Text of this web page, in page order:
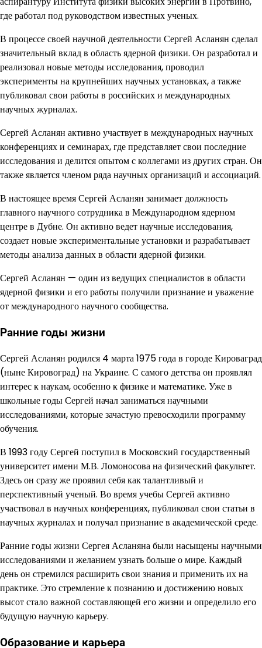
где работал под руководством известных ученых.
В процессе своей научной деятельности Сергей Асланян сделал
значительный вклад в область ядерной физики. Он разработал и
реализовал новые методы исследования, проводил
эксперименты на крупнейших научных установках, а также
публиковал свои работы в российских и международных
научных журналах.
Сергей Асланян активно участвует в международных научных
конференциях и семинарах, где представляет свои последние
исследования и делится опытом с коллегами из других стран. Он
также является членом ряда научных организаций и ассоциаций.
В настоящее время Сергей Асланян занимает должность
главного научного сотрудника в Международном ядерном
центре в Дубне. Он активно ведет научные исследования,
создает новые экспериментальные установки и разрабатывает
методы анализа данных в области ядерной физики.
Сергей Асланян — один из ведущих специалистов в области
ядерной физики и его работы получили признание и уважение
от международного научного сообщества.
Ранние годы жизни
Сергей Асланян родился 4 марта 1975 года в городе Кироваград
(ныне Кировоград) на Украине. С самого детства он проявлял
интерес к наукам, особенно к физике и математике. Уже в
школьные годы Сергей начал заниматься научными
исследованиями, которые зачастую превосходили программу
обучения.
В 1993 году Сергей поступил в Московский государственный
университет имени М.В. Ломоносова на физический факультет.
Здесь он сразу же проявил себя как талантливый и
перспективный ученый. Во время учебы Сергей активно
участвовал в научных конференциях, публиковал свои статьи в
научных журналах и получал признание в академической среде.
Ранние годы жизни Сергея Асланяна были насыщены научными
исследованиями и желанием узнать больше о мире. Каждый
день он стремился расширить свои знания и применить их на
практике. Это стремление к познанию и достижению новых
высот стало важной составляющей его жизни и определило его
будущую научную карьеру.
Образование и карьера